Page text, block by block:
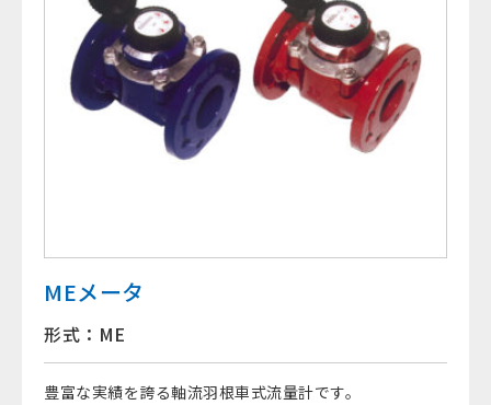
MEメータ
形式：ME
豊富な実績を誇る軸流羽根車式流量計です。